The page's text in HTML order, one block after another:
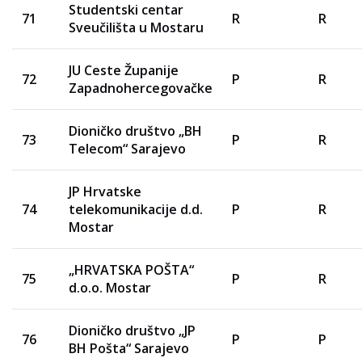
71
Studentski centar
Sveučilišta u Mostaru
R R
72
JU Ceste Županije
Zapadnohercegovačke
P R
73
Dioničko društvo „BH
Telecom“ Sarajevo
P R
74
JP Hrvatske
telekomunikacije d.d.
Mostar
P R
75
„HRVATSKA POŠTA“
d.o.o. Mostar
P R
76
Dioničko društvo „JP
BH Pošta“ Sarajevo
P P